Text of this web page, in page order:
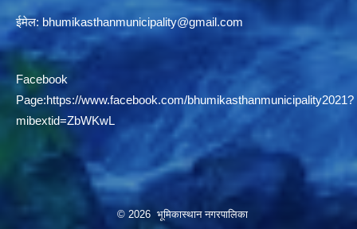
ईमेल: bhumikasthanmunicipality@gmail.com
Facebook
Page:https://www.facebook.com/bhumikasthanmunicipality2021?
mibextid=ZbWKwL
© 2026 भूमिकास्थान नगरपालिका